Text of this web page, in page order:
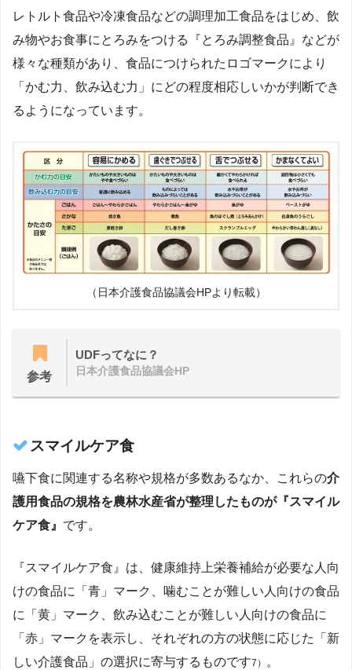
レトルト食品や冷凍食品などの調理加工食品をはじめ、飲
み物やお食事にとろみをつける『とろみ調整食品』などが
様々な種類があり、食品につけられたロゴマークにより
「かむ力、飲み込む力」にどの程度相応しいかが判断でき
るようになっています。
（日本介護食品協議会HPより転載）
参考
UDFってなに？
日本介護食品協議会HP
スマイルケア食
嚥下食に関連する名称や規格が多数あるなか、これらの介
護用食品の規格を農林水産省が整理したものが『スマイル
ケア食』 です。
『スマイルケア食』は、健康維持上栄養補給が必要な人向
けの食品に「青」マーク、噛むことが難しい人向けの食品
に「黄」マーク、飲み込むことが難しい人向けの食品に
「赤」マークを表示し、それぞれの方の状態に応じた「新
しい介護食品」の選択に寄与するものです7） 。